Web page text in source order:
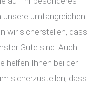
umfangreichen
wir sicherstellen, dass
Güte sind. Auch
helfen Ihnen bei der
sicherzustellen, dass